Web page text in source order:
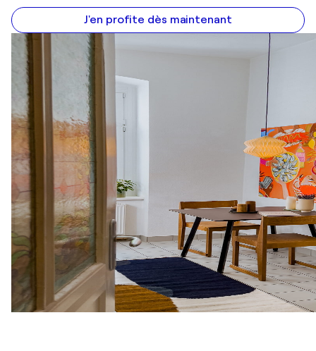
J'en profite dès maintenant